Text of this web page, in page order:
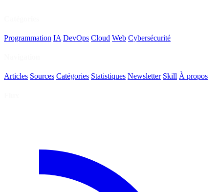
Programmation IA DevOps Cloud Web Cybersécurité
Articles Sources Catégories Statistiques Newsletter Skill À propos